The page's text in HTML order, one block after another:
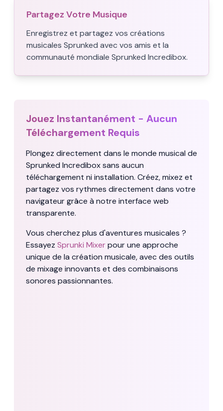
Partagez Votre Musique
Enregistrez et partagez vos créations
musicales Sprunked avec vos amis et la
communauté mondiale Sprunked Incredibox.
Jouez Instantanément - Aucun
Téléchargement Requis
Plongez directement dans le monde musical de
Sprunked Incredibox sans aucun
téléchargement ni installation. Créez, mixez et
partagez vos rythmes directement dans votre
navigateur grâce à notre interface web
transparente.
Vous cherchez plus d'aventures musicales ?
Essayez Sprunki Mixerpour une approche
unique de la création musicale, avec des outils
de mixage innovants et des combinaisons
sonores passionnantes.